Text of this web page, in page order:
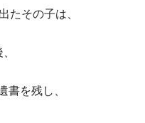
たその子は、
書を残し、